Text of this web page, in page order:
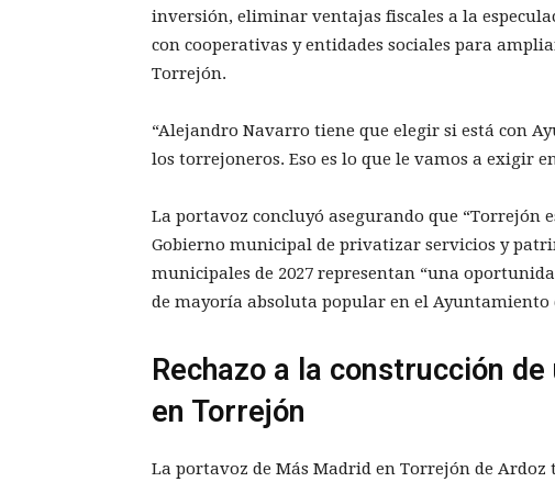
inversión, eliminar ventajas fiscales a la
con cooperativas y entidades sociales para
Torrejón.
“Alejandro Navarro tiene que elegir si está con
los torrejoneros. Eso es lo que le vamos a exigir
La portavoz concluyó asegurando que “Torrejón
Gobierno municipal de privatizar servicios y
municipales de 2027 representan “una
de mayoría absoluta popular en el Ayuntamiento
Rechazo a la construcción
en Torrejón
La portavoz de Más Madrid en Torrejón de